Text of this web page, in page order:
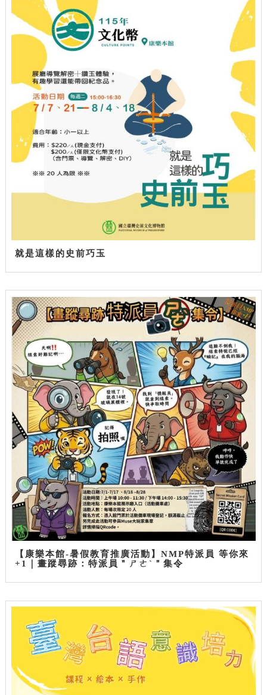
就是這樣的史前巧玉
【康樂本館-暑假教育推廣活動】NMP特派員 等你來
+1｜畫蹤尋跡：特派員＂ㄕㄜˋ＂集令